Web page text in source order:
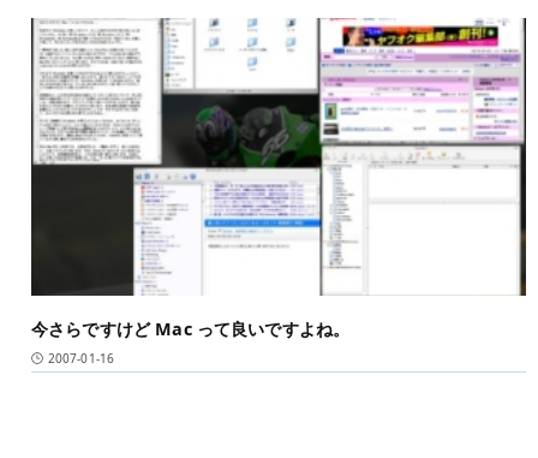
今さらですけど Mac って良いですよね。
2007-01-16